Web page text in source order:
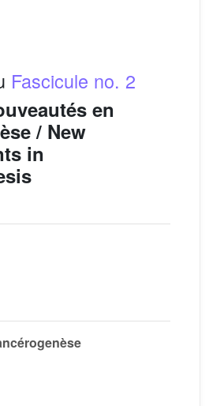
Fascicule no. 2
en
/ New
in